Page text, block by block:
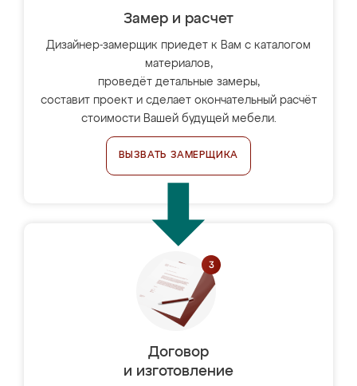
Замер и расчет
Дизайнер-замерщик приедет к Вам с каталогом
материалов,
проведёт детальные замеры,
составит проект и сделает окончательный расчёт
стоимости Вашей будущей мебели.
ВЫЗВАТЬ ЗАМЕРЩИКА
Договор
и изготовление